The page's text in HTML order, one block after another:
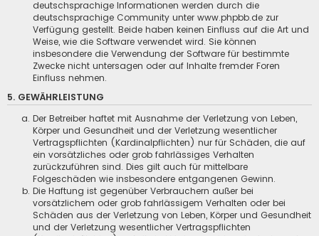
deutschsprachige Informationen werden durch die
deutschsprachige Community unter www.phpbb.de zur
Verfügung gestellt. Beide haben keinen Einfluss auf die Art und
Weise, wie die Software verwendet wird. Sie können
insbesondere die Verwendung der Software für bestimmte
Zwecke nicht untersagen oder auf Inhalte fremder Foren
Einfluss nehmen.
5. GEWÄHRLEISTUNG
Der Betreiber haftet mit Ausnahme der Verletzung von Leben,
Körper und Gesundheit und der Verletzung wesentlicher
Vertragspflichten (Kardinalpflichten) nur für Schäden, die auf
ein vorsätzliches oder grob fahrlässiges Verhalten
zurückzuführen sind. Dies gilt auch für mittelbare
Folgeschäden wie insbesondere entgangenen Gewinn.
Die Haftung ist gegenüber Verbrauchern außer bei
vorsätzlichem oder grob fahrlässigem Verhalten oder bei
Schäden aus der Verletzung von Leben, Körper und Gesundheit
und der Verletzung wesentlicher Vertragspflichten